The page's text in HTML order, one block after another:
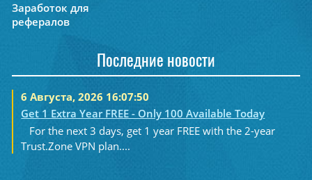
Заработок для
рефералов
Последние новости
6 Августа, 2026 16:07:50
Get 1 Extra Year FREE - Only 100 Available Today
For the next 3 days, get 1 year FREE with the 2-year
Trust.Zone VPN plan....